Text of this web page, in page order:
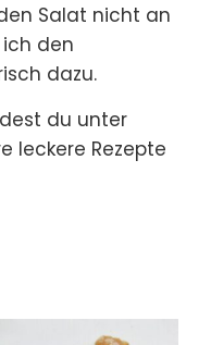
Salat nicht an
den
dazu.
du unter
leckere Rezepte